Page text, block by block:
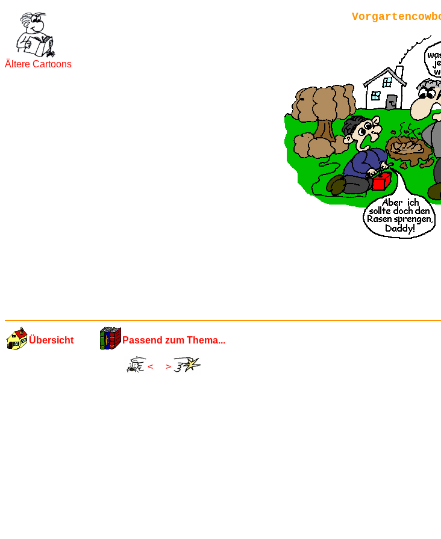
Ältere Cartoons
Übersicht Passend zum Thema...
< >